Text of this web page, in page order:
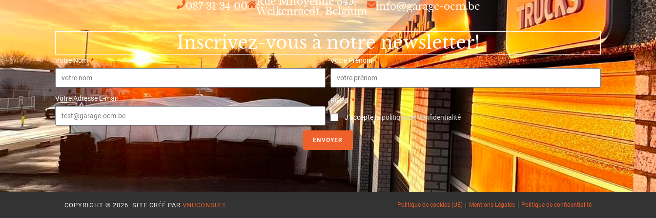
087 31 34 00
Welkenraedt, Belgium
info@garage-ocm.be
Inscrivez-vous à notre newsletter!
Votre Nom Votre Prénom
Votre Adresse E-mail RGPD
J'accepte lapolitique de confidentialité
ENVOYER
Politique de cookies (UE) Mentions Légales Politique de confidentialité
COPYRIGHT © 2026. SITE CRÉÉ PAR VNUCONSULT